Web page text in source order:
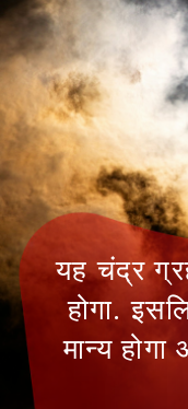
यह चंद्र
होगा.
मान्य